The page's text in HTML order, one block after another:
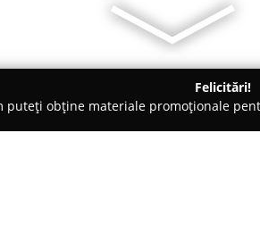
Felicitări!
puteți obține materiale promoționale